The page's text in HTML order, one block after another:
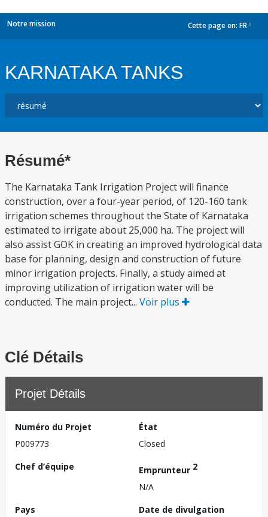
Notre mission Cette page en: FR
KARNATAKA TANKS
Résumé*
The Karnataka Tank Irrigation Project will finance
construction, over a four-year period, of 120-160 tank
irrigation schemes throughout the State of Karnataka
estimated to irrigate about 25,000 ha. The project will
also assist GOK in creating an improved hydrological data
base for planning, design and construction of future
minor irrigation projects. Finally, a study aimed at
improving utilization of irrigation water will be
conducted. The main project... Voir plus
Clé Détails
Projet Détails
Numéro du Projet
P009773
État
Closed
Chef d’équipe
Emprunteur 2
N/A
Pays
Date de divulgation